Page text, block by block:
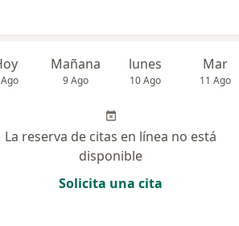
Mañana
9 Ago
lunes
10 Ago
Mar
11 Ago
La reserva de citas en línea no está
disponible
Solicita una cita